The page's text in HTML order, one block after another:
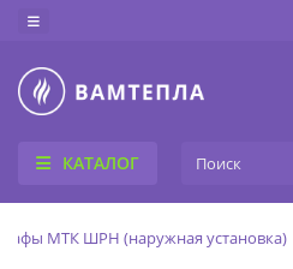
КАТАЛОГ
МТК ШРН (наружная установка)